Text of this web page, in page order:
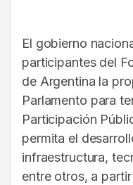
El gobierno
participantes del
de Argentina la
Parlamento para
Participación
permita el
infraestructura,
entre otros, a